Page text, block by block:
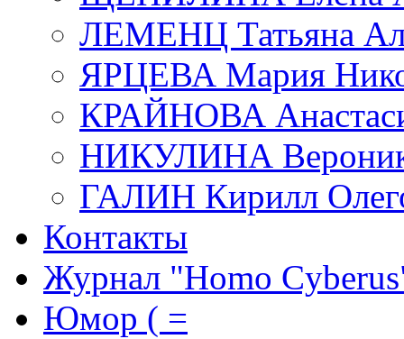
ЛЕМЕНЦ Татьяна
ЯРЦЕВА Мария
КРАЙНОВА
НИКУЛИНА
ГАЛИН Кирилл
Контакты
Журнал "Homo
Юмор ( =